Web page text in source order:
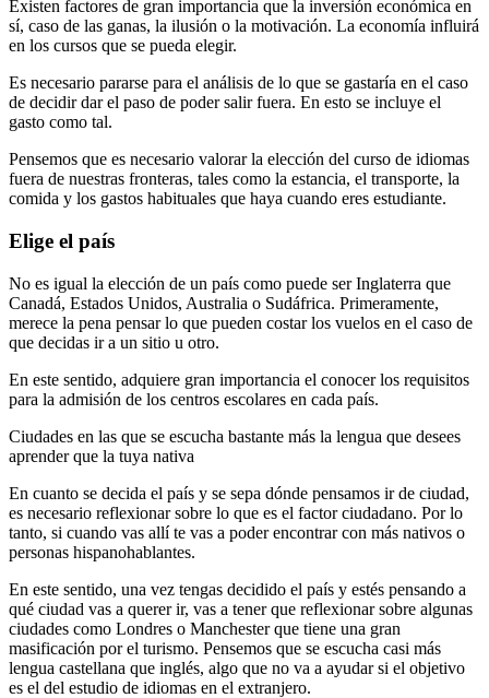
Existen factores de gran importancia que la inversión económica en
sí, caso de las ganas, la ilusión o la motivación. La economía influirá
en los cursos que se pueda elegir.
Es necesario pararse para el análisis de lo que se gastaría en el caso
de decidir dar el paso de poder salir fuera. En esto se incluye el
gasto como tal.
Pensemos que es necesario valorar la elección del curso de idiomas
fuera de nuestras fronteras, tales como la estancia, el transporte, la
comida y los gastos habituales que haya cuando eres estudiante.
Elige el país
No es igual la elección de un país como puede ser Inglaterra que
Canadá, Estados Unidos, Australia o Sudáfrica. Primeramente,
merece la pena pensar lo que pueden costar los vuelos en el caso de
que decidas ir a un sitio u otro.
En este sentido, adquiere gran importancia el conocer los requisitos
para la admisión de los centros escolares en cada país.
Ciudades en las que se escucha bastante más la lengua que desees
aprender que la tuya nativa
En cuanto se decida el país y se sepa dónde pensamos ir de ciudad,
es necesario reflexionar sobre lo que es el factor ciudadano. Por lo
tanto, si cuando vas allí te vas a poder encontrar con más nativos o
personas hispanohablantes.
En este sentido, una vez tengas decidido el país y estés pensando a
qué ciudad vas a querer ir, vas a tener que reflexionar sobre algunas
ciudades como Londres o Manchester que tiene una gran
masificación por el turismo. Pensemos que se escucha casi más
lengua castellana que inglés, algo que no va a ayudar si el objetivo
es el del estudio de idiomas en el extranjero.